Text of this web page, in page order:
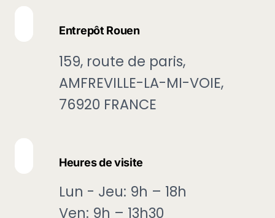
Entrepôt Rouen
159, route de paris,
AMFREVILLE-LA-MI-VOIE,
76920 FRANCE
Heures de visite
Lun - Jeu: 9h – 18h
Ven: 9h – 13h30